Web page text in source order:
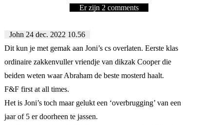
Er zijn 2 comments
John 24 dec. 2022 10.56
Dit kun je met gemak aan Joni’s cs overlaten. Eerste klas
ordinaire zakkenvuller vriendje van dikzak Cooper die
beiden weten waar Abraham de beste mosterd haalt.
F&F first at all times.
Het is Joni’s toch maar gelukt een ‘overbrugging’ van een
jaar of 5 er doorheen te jassen.